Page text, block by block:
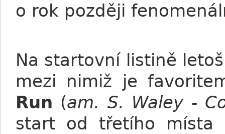
o rok později
Na startovní listině
mezi nimiž je
Run (am. S. Waley -
start od třetího místa